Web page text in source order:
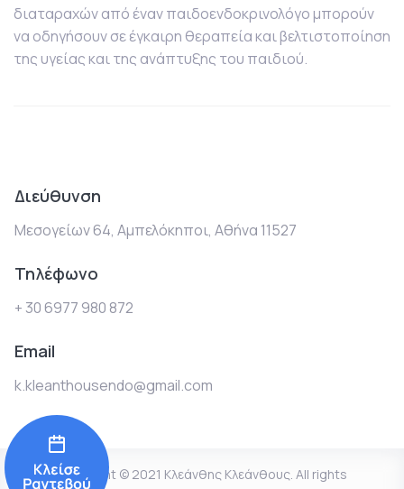
διαταραχών από έναν παιδοενδοκρινολόγο μπορούν
να οδηγήσουν σε έγκαιρη θεραπεία και βελτιστοποίηση
της υγείας και της ανάπτυξης του παιδιού.
Διεύθυνση
Μεσογείων 64, Αμπελόκηποι, Αθήνα 11527
Τηλέφωνο
+ 30 6977 980 872
Email
k.kleanthousendo@gmail.com
Copyright © 2021 Κλεάνθης Κλεάνθους. All rights